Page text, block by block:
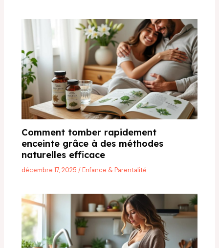
Comment tomber rapidement
enceinte grâce à des méthodes
naturelles efficace
décembre 17, 2025/Enfance & Parentalité